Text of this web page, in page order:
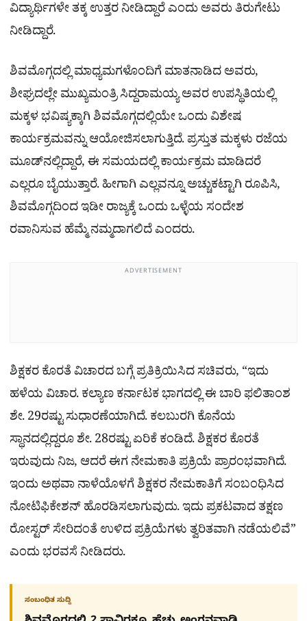
ವಿದ್ಯಾರ್ಥಿಗಳೇ ತಕ್ಕ ಉತ್ತರ ನೀಡಿದ್ದಾರೆ ಎಂದು ಅವರು ತಿರುಗೇಟು
ನೀಡಿದ್ದಾರೆ.
ಶಿವಮೊಗ್ಗದಲ್ಲಿ ಮಾಧ್ಯಮಗಳೊಂದಿಗೆ ಮಾತನಾಡಿದ ಅವರು,
ಶೀಘ್ರದಲ್ಲೇ ಮುಖ್ಯಮಂತ್ರಿ ಸಿದ್ದರಾಮಯ್ಯ ಅವರ ಉಪಸ್ಥಿತಿಯಲ್ಲಿ
ಮಕ್ಕಳ ಭವಿಷ್ಯಕ್ಕಾಗಿ ಶಿವಮೊಗ್ಗದಲ್ಲಿಯೇ ಒಂದು ವಿಶೇಷ
ಕಾರ್ಯಕ್ರಮವನ್ನು ಆಯೋಜಿಸಲಾಗುತ್ತಿದೆ. ಪ್ರಸ್ತುತ ಮಕ್ಕಳು ರಜೆಯ
ಮೂಡ್‌ನಲ್ಲಿದ್ದಾರೆ, ಈ ಸಮಯದಲ್ಲಿ ಕಾರ್ಯಕ್ರಮ ಮಾಡಿದರೆ
ಎಲ್ಲರೂ ಬೈಯುತ್ತಾರೆ. ಹೀಗಾಗಿ ಎಲ್ಲವನ್ನೂ ಅಚ್ಚುಕಟ್ಟಾಗಿ ರೂಪಿಸಿ,
ಶಿವಮೊಗ್ಗದಿಂದ ಇಡೀ ರಾಜ್ಯಕ್ಕೆ ಒಂದು ಒಳ್ಳೆಯ ಸಂದೇಶ
ರವಾನಿಸುವ ಹೆಮ್ಮೆ ನಮ್ಮದಾಗಲಿದೆ ಎಂದರು.
ADVERTISEMENT
ಶಿಕ್ಷಕರ ಕೊರತೆ ವಿಚಾರದ ಬಗ್ಗೆ ಪ್ರತಿಕ್ರಿಯಿಸಿದ ಸಚಿವರು, “ಇದು
ಹಳೆಯ ವಿಚಾರ. ಕಲ್ಯಾಣ ಕರ್ನಾಟಕ ಭಾಗದಲ್ಲಿ ಈ ಬಾರಿ ಫಲಿತಾಂಶ
ಶೇ. 29ರಷ್ಟು ಸುಧಾರಣೆಯಾಗಿದೆ. ಕಲಬುರಗಿ ಕೊನೆಯ
ಸ್ಥಾನದಲ್ಲಿದ್ದರೂ ಶೇ. 28ರಷ್ಟು ಏರಿಕೆ ಕಂಡಿದೆ. ಶಿಕ್ಷಕರ ಕೊರತೆ
ಇರುವುದು ನಿಜ, ಆದರೆ ಈಗ ನೇಮಕಾತಿ ಪ್ರಕ್ರಿಯೆ ಪ್ರಾರಂಭವಾಗಿದೆ.
ಇಂದು ಅಥವಾ ನಾಳೆಯೊಳಗೆ ಶಿಕ್ಷಕರ ನೇಮಕಾತಿಗೆ ಸಂಬಂಧಿಸಿದ
ನೋಟಿಫಿಕೇಶನ್ ಹೊರಡಿಸಲಾಗುವುದು. ಇದು ಪ್ರಕಟವಾದ ತಕ್ಷಣ
ರೋಸ್ಟರ್ ಸೇರಿದಂತೆ ಉಳಿದ ಪ್ರಕ್ರಿಯೆಗಳು ತ್ವರಿತವಾಗಿ ನಡೆಯಲಿವೆ”
ಎಂದು ಭರವಸೆ ನೀಡಿದರು.
ಸಂಬಂಧಿತ ಸುದ್ದಿ